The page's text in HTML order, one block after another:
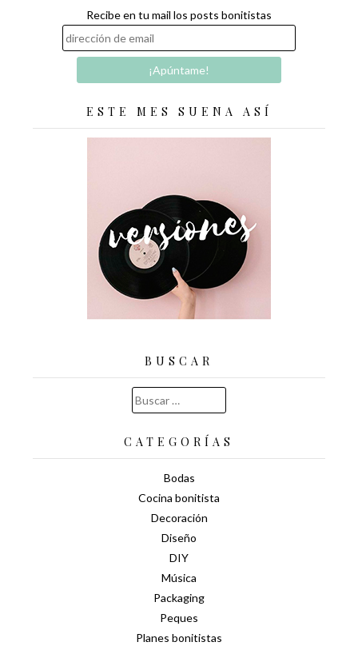
Recibe en tu mail los posts bonitistas
ESTE MES SUENA ASÍ
BUSCAR
Buscar:
CATEGORÍAS
Bodas
Cocina bonitista
Decoración
Diseño
DIY
Música
Packaging
Peques
Planes bonitistas